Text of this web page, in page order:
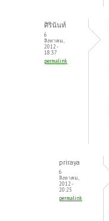
ศิรินันท์
6
สิงหาคม,
2012 -
18:37
permalink
priraya
6
สิงหาคม,
2012 -
20:25
permalink